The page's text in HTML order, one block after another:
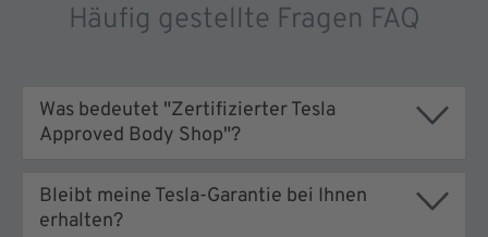
Häufig gestellte Fragen FAQ
Was bedeutet "Zertifizierter Tesla
Approved Body Shop"?
Ein Tesla Approved Body Shop ist ein von Tesla
zertifiziertes Karosserie- und Lackzentrum, das
Bleibt meine Tesla-Garantie bei Ihnen
erhalten?